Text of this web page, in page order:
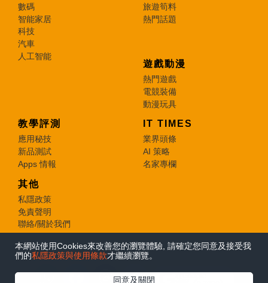
本網站使用Cookies來改善您的瀏覽體驗, 請確定您同意及接受我
們的私隱政策與使用條款才繼續瀏覽。
同意及關閉
數碼
智能家居
科技
汽車
人工智能
旅遊筍料
熱門話題
遊戲動漫
熱門遊戲
電競裝備
動漫玩具
教學評測
應用秘技
新品測試
Apps 情報
IT TIMES
業界頭條
AI 策略
名家專欄
其他
私隱政策
免責聲明
聯絡/關於我們
© 2026 e-zone. All Rights Reserved.